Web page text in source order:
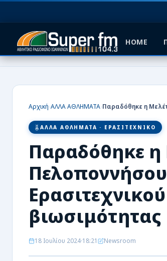
HOME
HOME
ΜΠΑΣΚΕΤ
ΑΡΘΡΟΓΡΑΦΙΕΣ
Αρχική›ΑΛΛΑ ΑΘΛΗΜΑΤΑ›
ΑΛΛΑ ΑΘΛΗΜΑΤΑ · ΕΡΑΣΙΤΕΧΝΙΚΟ
Παραδόθηκε η
βιωσιμότητας
18 Ιουλίου 2024 18:21 Newsroom